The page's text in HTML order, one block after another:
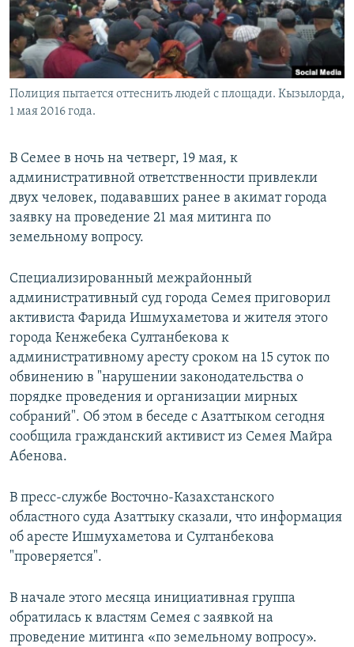
Полиция пытается оттеснить людей с площади. Кызылорда,
1 мая 2016 года.
В Семее в ночь на четверг, 19 мая, к
административной ответственности привлекли
двух человек, подававших ранее в акимат города
заявку на проведение 21 мая митинга по
земельному вопросу.
Специализированный межрайонный
административный суд города Семея приговорил
активиста Фарида Ишмухаметова и жителя этого
города Кенжебека Султанбекова к
административному аресту сроком на 15 суток по
обвинению в "нарушении законодательства о
порядке проведения и организации мирных
собраний". Об этом в беседе с Азаттыком сегодня
сообщила гражданский активист из Семея Майра
Абенова.
В пресс-службе Восточно-Казахстанского
областного суда Азаттыку сказали, что информация
об аресте Ишмухаметова и Султанбекова
"проверяется".
В начале этого месяца инициативная группа
обратилась к властям Семея с заявкой на
проведение митинга «по земельному вопросу».